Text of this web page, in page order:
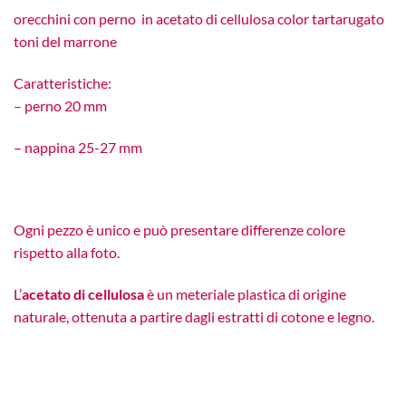
orecchini con perno in acetato di cellulosa color tartarugato
toni del marrone
Caratteristiche:
– perno 20 mm
– nappina 25-27 mm
Ogni pezzo è unico e può presentare differenze colore
rispetto alla foto.
L’acetato di cellulosaè un meteriale plastica di origine
naturale, ottenuta a partire dagli estratti di cotone e legno.